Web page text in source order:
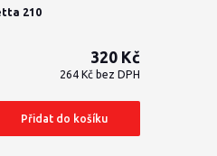
210
320 Kč
264 Kč bez DPH
Přidat do košíku